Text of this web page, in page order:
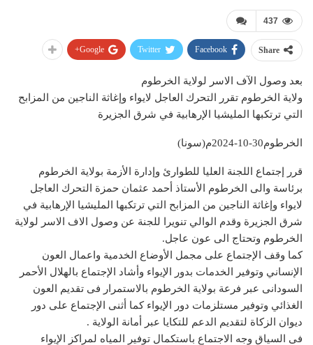
437
Share
Facebook
Twitter
Google+
بعد وصول الآف الاسر لولاية الخرطوم
ولاية الخرطوم تقرر التحرك العاجل لايواء وإغاثة الناجين من المزابح
التي ترتكبها المليشيا الإرهابية في شرق الجزيرة
الخرطوم30-10-2024م(سونا)
قرر إجتماع اللجنة العليا للطوارئ وإدارة الأزمة بولاية الخرطوم
برئاسة والى الخرطوم الأستاذ أحمد عثمان حمزة التحرك العاجل
لايواء وإغاثة الناجين من المزابح التي ترتكبها المليشيا الإرهابية في
شرق الجزيرة وقدم الوالي تنويرا للجنة عن وصول الاف الاسر لولاية
الخرطوم وتحتاج الى عون عاجل.
كما وقف الإجتماع على مجمل الأوضاع الخدمية واعمال العون
الإنساني وتوفير الخدمات بدور الإيواء وأشاد الإجتماع بالهلال الأحمر
السودانى عبر فرعة بولاية الخرطوم بالاستمرار فى تقديم العون
الغذائي وتوفير مستلزمات دور الإيواء كما أثنى الإجتماع على دور
ديوان الزكاة لتقديم الدعم للتكايا عبر أمانة الولاية .
فى السياق وجه الاجتماع باستكمال توفير المياه لمراكز الإيواء